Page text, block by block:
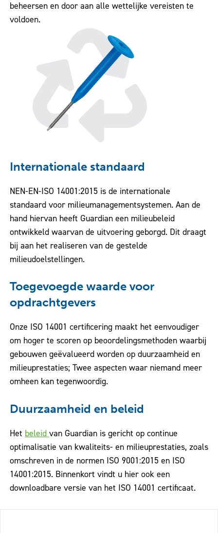
beheersen en door aan alle wettelijke vereisten te
voldoen.
Internationale standaard
NEN-EN-ISO 14001:2015 is de internationale
standaard voor milieumanagementsystemen. Aan de
hand hiervan heeft Guardian een milieubeleid
ontwikkeld waarvan de uitvoering geborgd. Dit draagt
bij aan het realiseren van de gestelde
milieudoelstellingen.
Toegevoegde waarde voor
opdrachtgevers
Onze ISO 14001 certificering maakt het eenvoudiger
om hoger te scoren op beoordelingsmethoden waarbij
gebouwen geëvalueerd worden op duurzaamheid en
milieuprestaties; Twee aspecten waar niemand meer
omheen kan tegenwoordig.
Duurzaamheid en beleid
Het beleid van Guardian is gericht op continue
optimalisatie van kwaliteits- en milieuprestaties, zoals
omschreven in de normen ISO 9001:2015 en ISO
14001:2015. Binnenkort vindt u hier ook een
downloadbare versie van het ISO 14001 certificaat.